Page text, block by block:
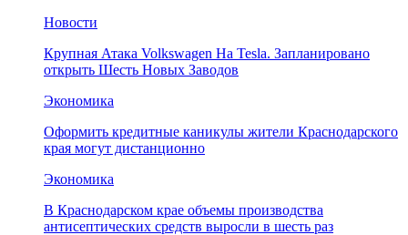
Новости
Крупная Атака Volkswagen На Tesla. Запланировано
открыть Шесть Новых Заводов
Экономика
Оформить кредитные каникулы жители Краснодарского
края могут дистанционно
Экономика
В Краснодарском крае объемы производства
антисептических средств выросли в шесть раз